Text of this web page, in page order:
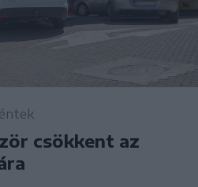
csökkent az